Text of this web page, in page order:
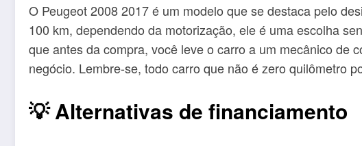
O Peugeot 2008 2017 é um modelo que se destaca pelo
100 km, dependendo da motorização, ele é uma escolha
que antes da compra, você leve o carro a um mecânico de
negócio. Lembre-se, todo carro que não é zero quilômetro
💡 Alternativas de financiamento